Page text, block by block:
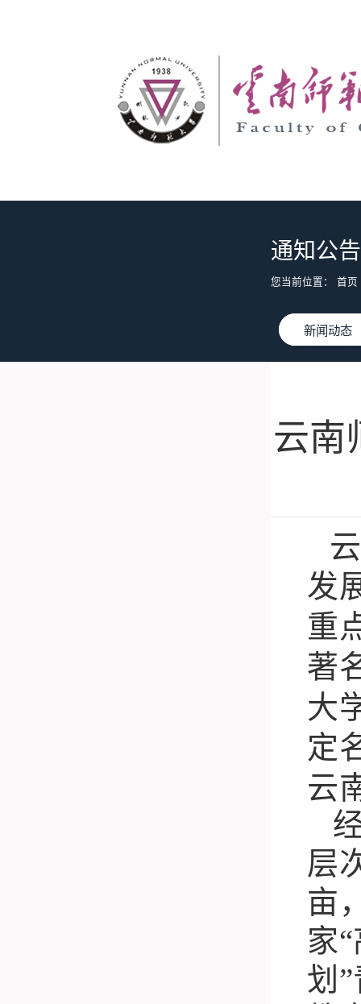
通知公告
您当前位置： 首页
新闻动态
云南
发
重
著
大
定
云
层
亩
家“
划 ”